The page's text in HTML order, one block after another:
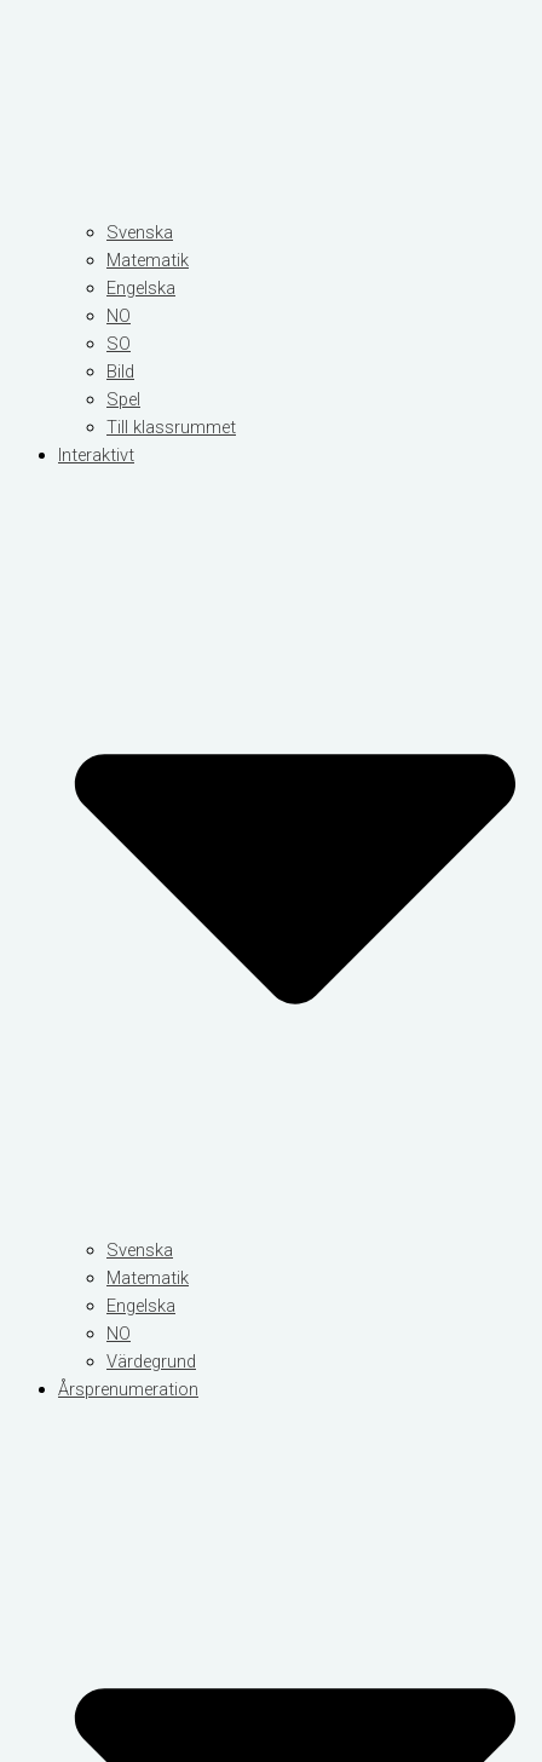
Svenska
Matematik
Engelska
NO
SO
Bild
Spel
Till klassrummet
Interaktivt
Svenska
Matematik
Engelska
NO
Värdegrund
Årsprenumeration